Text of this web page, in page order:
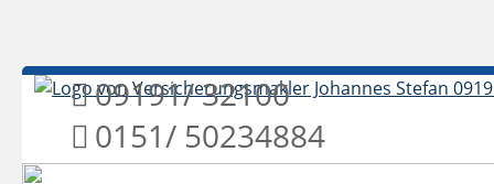
09191/ 32100
0151/